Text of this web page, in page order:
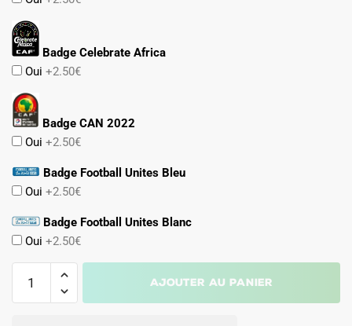
Badge Celebrate Africa
Oui +2.50€
Badge CAN 2022
Oui +2.50€
Badge Football Unites Bleu
Oui +2.50€
Badge Football Unites Blanc
Oui +2.50€
Ajouter au panier